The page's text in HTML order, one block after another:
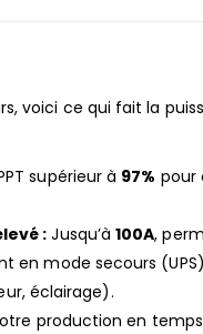
voici ce qui fait la
supérieur à 97% pour
: Jusqu’à100A,
en mode secours
éclairage).
production en temps